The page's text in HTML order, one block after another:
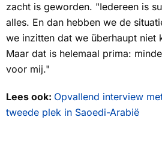
zacht is geworden. "Iedereen is
alles. En dan hebben we de
we inzitten dat we überhaupt niet
Maar dat is helemaal prima:
voor mij."
Lees ook: Opvallend interview
tweede plek in Saoedi-Arabië